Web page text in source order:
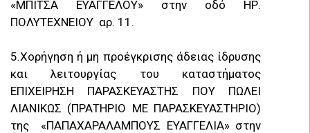
«ΜΠΙΤΣΑ ΕΥΑΓΓΕΛΟΥ» στην οδό ΗΡ.
ΠΟΛΥΤΕΧΝΕΙΟΥ αρ. 11.
5.Xορήγηση ή μη προέγκρισης άδειας ίδρυσης
και λειτουργίας του καταστήματος
ΕΠΙΧΕΙΡΗΣΗ ΠΑΡΑΣΚΕΥΑΣΤΗΣ ΠΟΥ ΠΩΛΕΙ
ΛΙΑΝΙΚΩΣ (ΠΡΑΤΗΡΙΟ ΜΕ ΠΑΡΑΣΚΕΥΑΣΤΗΡΙΟ)
της «ΠΑΠΑΧΑΡΑΛΑΜΠΟΥΣ ΕΥΑΓΓΕΛΙΑ» στην